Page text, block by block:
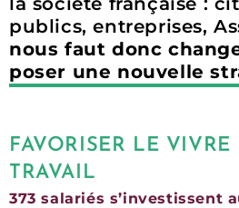
publics, entreprises,
nous faut donc
poser une nouvelle
FAVORISER LE
TRAVAIL
373 salariés s’investissent